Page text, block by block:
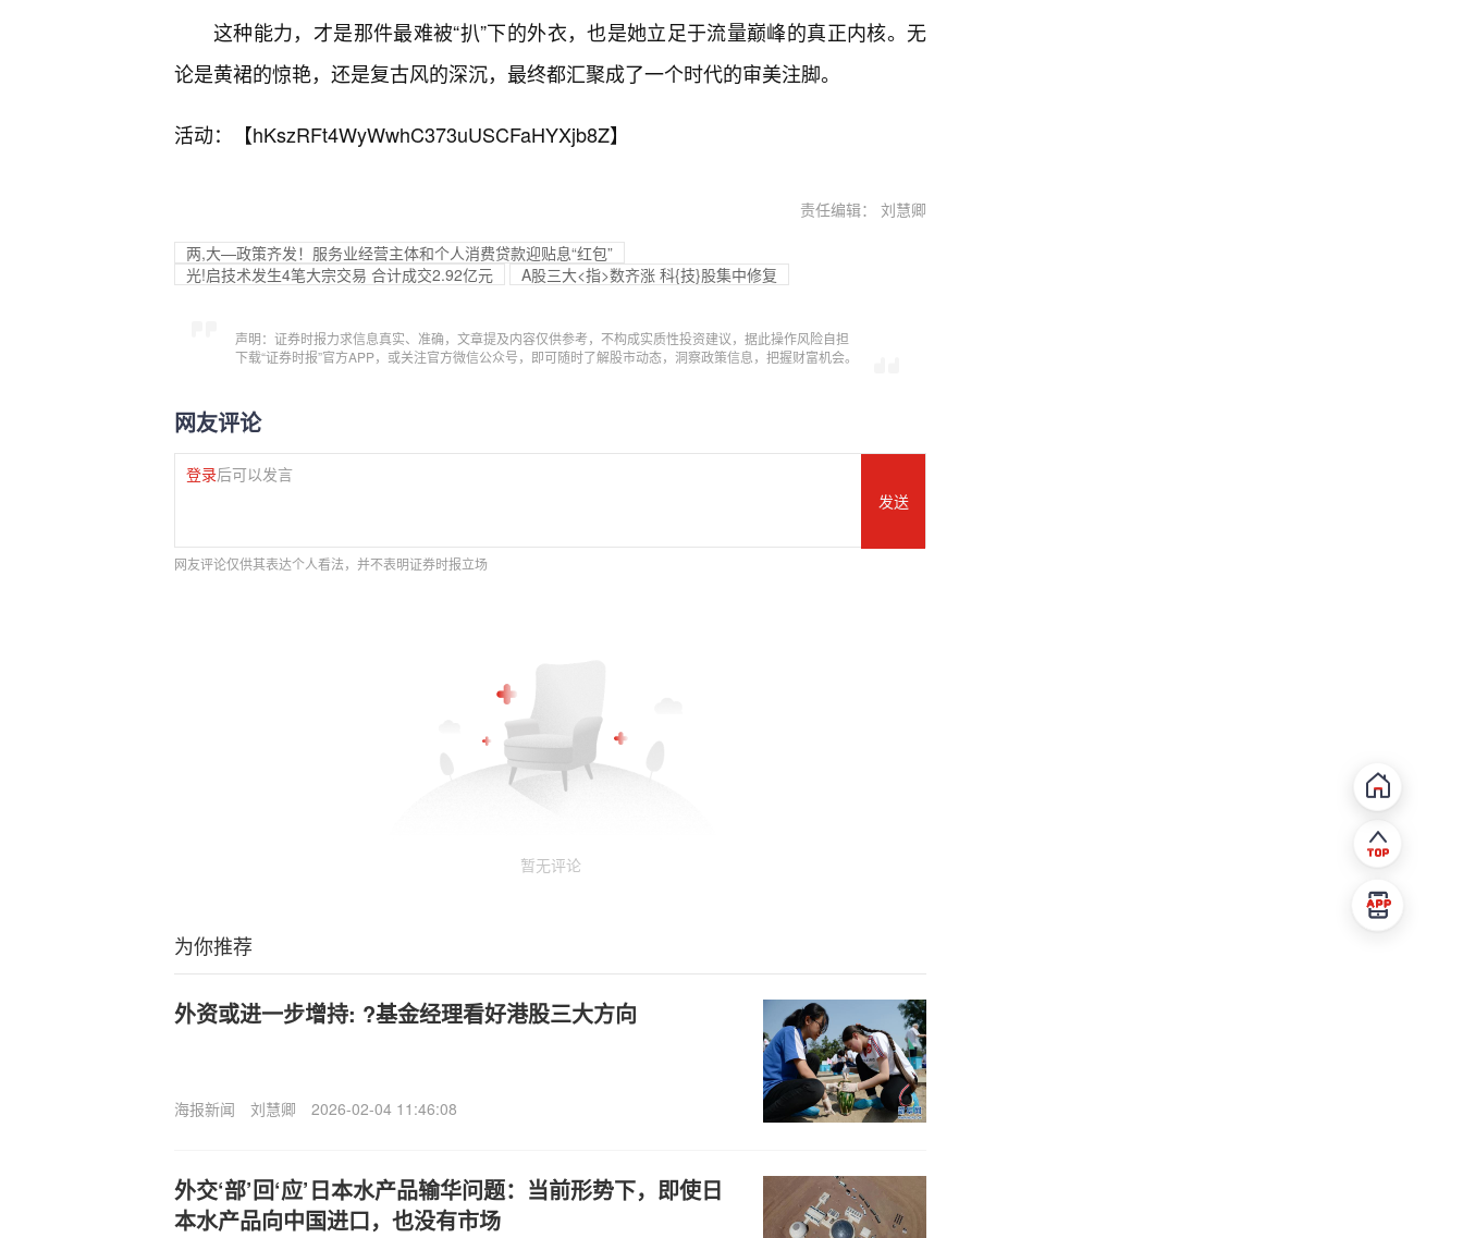
这种能力，才是那件最难被“扒”下的外衣，也是她立足于流量巅峰的真正内核。无
论是黄裙的惊艳，还是复古风的深沉，最终都汇聚成了一个时代的审美注脚。
活动：【hKszRFt4WyWwhC373uUSCFaHYXjb8Z】
责任编辑： 刘慧卿
两,大—政策齐发！服务业经营主体和个人消费贷款迎贴息“红包”
光!启技术发生4笔大宗交易 合计成交2.92亿元
A股三大<指>数齐涨 科{技}股集中修复
声明：证券时报力求信息真实、准确，文章提及内容仅供参考，不构成实质性投资建议，据此操作风险自担
下载“证券时报”官方APP，或关注官方微信公众号，即可随时了解股市动态，洞察政策信息，把握财富机会。
网友评论
登录后可以发言
发送
网友评论仅供其表达个人看法，并不表明证券时报立场
暂无评论
为你推荐
外资或进一步增持: ?基金经理看好港股三大方向
海报新闻 刘慧卿 2026-02-04 11:46:08
外交‘部’回‘应’日本水产品输华问题：当前形势下，即使日
本水产品向中国进口，也没有市场